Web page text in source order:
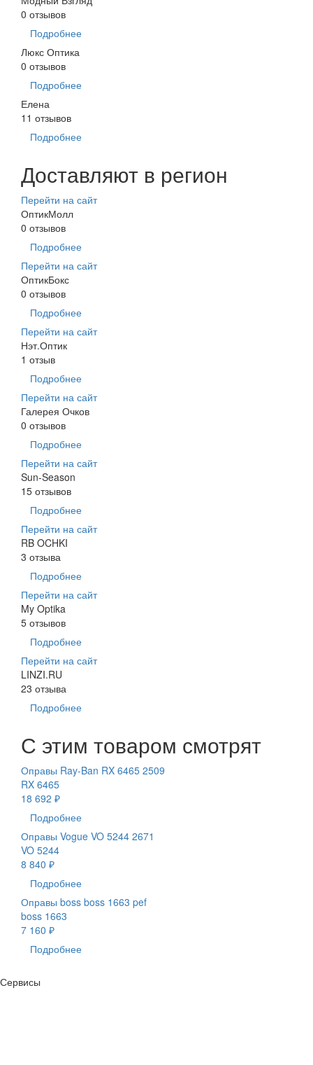
0 отзывов
Подробнее
Люкс Оптика
0 отзывов
Подробнее
Елена
11 отзывов
Подробнее
Доставляют в регион
Перейти на сайт
ОптикМолл
0 отзывов
Подробнее
Перейти на сайт
ОптикБокс
0 отзывов
Подробнее
Перейти на сайт
Нэт.Оптик
1 отзыв
Подробнее
Перейти на сайт
Галерея Очков
0 отзывов
Подробнее
Перейти на сайт
Sun-Season
15 отзывов
Подробнее
Перейти на сайт
RB OCHKI
3 отзыва
Подробнее
Перейти на сайт
My Optika
5 отзывов
Подробнее
Перейти на сайт
LINZI.RU
23 отзыва
Подробнее
С этим товаром смотрят
Оправы Ray-Ban RX 6465 2509
RX 6465
18 692 ₽
Подробнее
Оправы Vogue VO 5244 2671
VO 5244
8 840 ₽
Подробнее
Оправы boss boss 1663 pef
boss 1663
7 160 ₽
Подробнее
Сервисы